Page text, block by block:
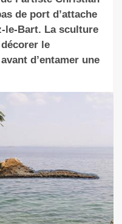
de port d’attache
le-Bart. La sculture
le
d’entamer une